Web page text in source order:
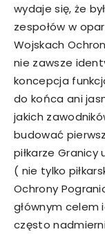
wydaje się, że
zespołów w
Wojskach
nie zawsze
koncepcja
do końca ani
jakich
budować
piłkarze
( nie tylko
Ochrony
głównym
często